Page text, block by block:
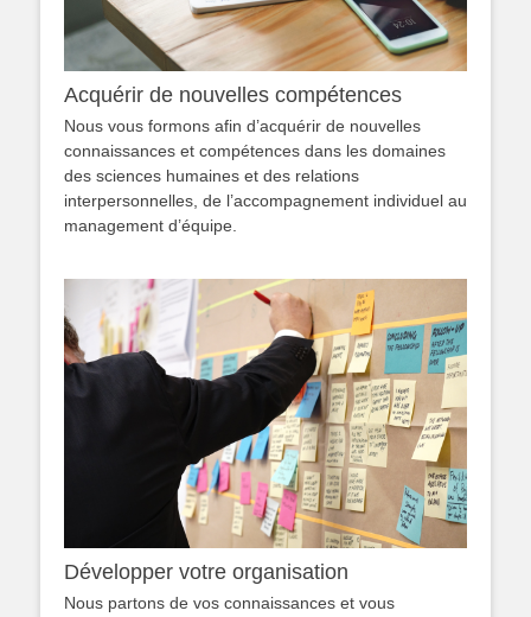
Acquérir de nouvelles compétences
Nous vous formons afin d’acquérir de nouvelles
connaissances et compétences dans les domaines
des sciences humaines et des relations
interpersonnelles, de l’accompagnement individuel au
management d’équipe.
Développer votre organisation
Nous partons de vos connaissances et vous